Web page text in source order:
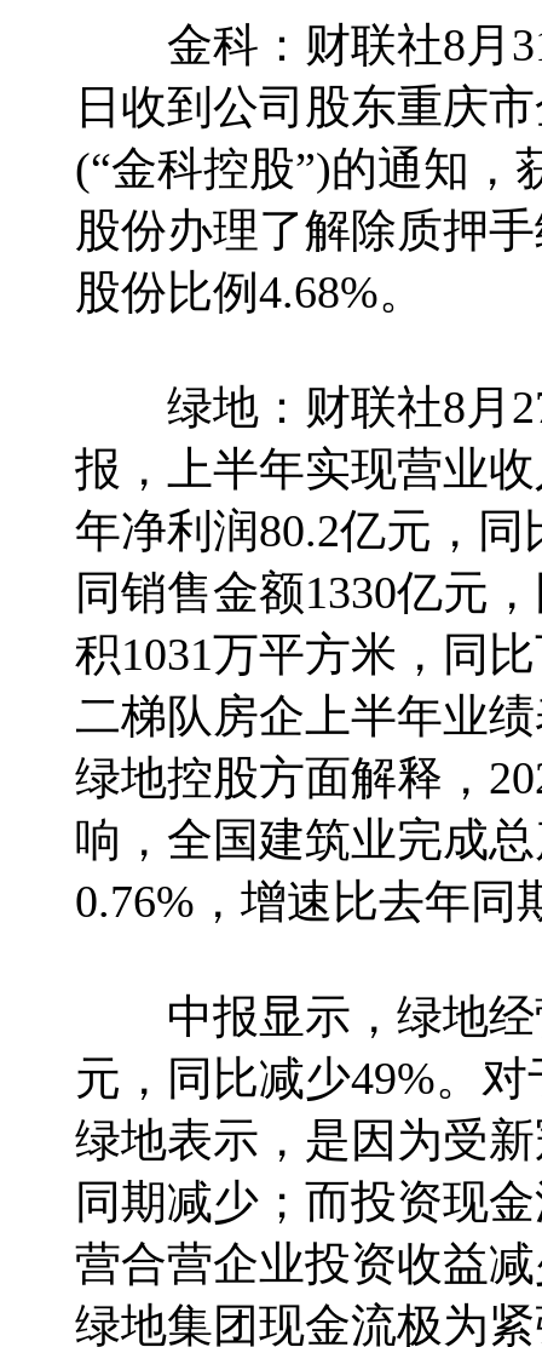
金科：财联社8月31
日收到公司股东重庆
(“金科控股”)的通知，
股份办理了解除质押
股份比例4.68%。
绿地：财联社8月27
报，上半年实现营业
年净利润80.2亿元，
同销售金额1330亿元
积1031万平方米，同
二梯队房企上半年业
绿地控股方面解释，
响，全国建筑业完成
0.76%，增速比去年同
中报显示，绿地经
元，同比减少49%。
绿地表示，是因为受
同期减少；而投资现
营合营企业投资收益
绿地集团现金流极为